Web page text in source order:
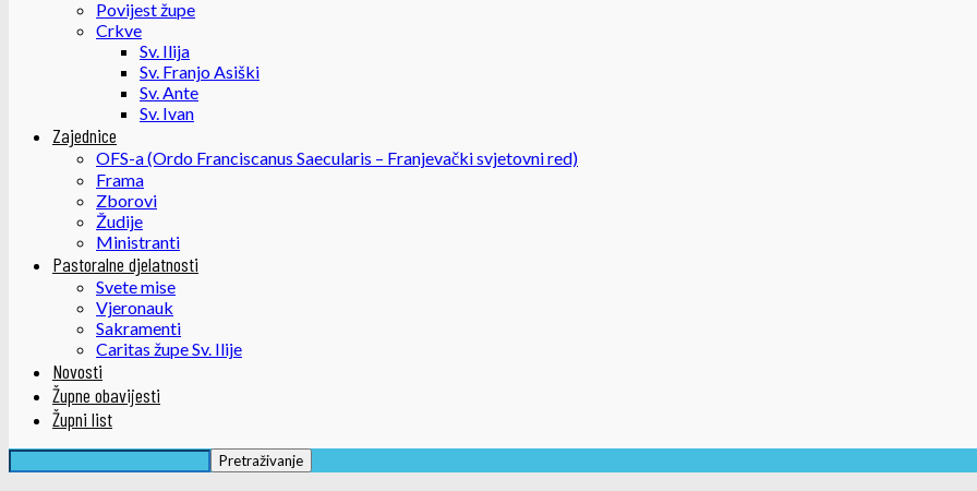
Povijest župe
Crkve
Sv. Ilija
Sv. Franjo Asiški
Sv. Ante
Sv. Ivan
Zajednice
OFS-a (Ordo Franciscanus Saecularis – Franjevački svjetovni red)
Frama
Zborovi
Žudije
Ministranti
Pastoralne djelatnosti
Svete mise
Vjeronauk
Sakramenti
Caritas župe Sv. Ilije
Novosti
Župne obavijesti
Župni list